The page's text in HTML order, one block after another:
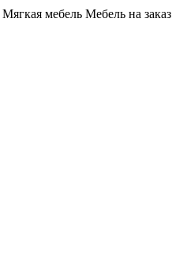
Мягкая мебель Мебель на заказ